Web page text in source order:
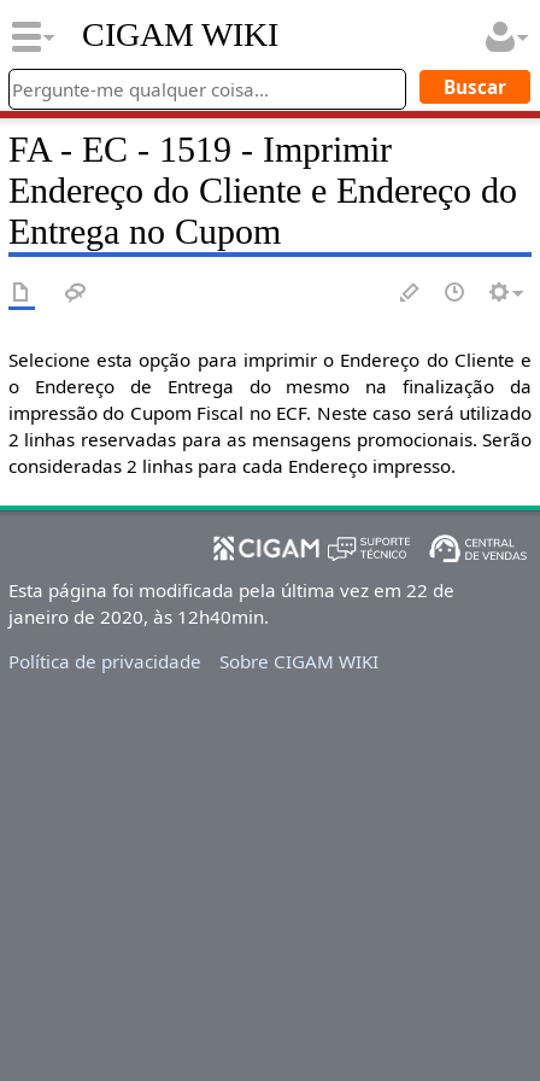
CIGAM WIKI
FA - EC - 1519 - Imprimir
Endereço do Cliente e Endereço do
Entrega no Cupom
Selecione esta opção para imprimir o Endereço do Cliente e
o Endereço de Entrega do mesmo na finalização da
impressão do Cupom Fiscal no ECF. Neste caso será utilizado
2 linhas reservadas para as mensagens promocionais. Serão
consideradas 2 linhas para cada Endereço impresso.
Esta página foi modificada pela última vez em 22 de
janeiro de 2020, às 12h40min.
Política de privacidade
Sobre CIGAM WIKI